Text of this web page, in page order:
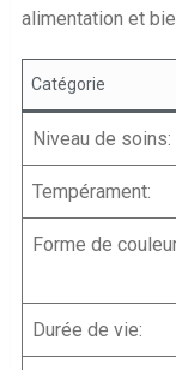
alimentation et
Catégorie
Niveau de soins:
Tempérament:
Forme de
Durée de vie: